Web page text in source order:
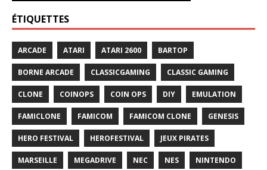
ÉTIQUETTES
ARCADE ATARI ATARI 2600 BARTOP
BORNE ARCADE CLASSICGAMING CLASSIC GAMING
CLONE COINOPS COIN OPS DIY EMULATION
FAMICLONE FAMICOM FAMICOM CLONE GENESIS
HERO FESTIVAL HEROFESTIVAL JEUX PIRATES
MARSEILLE MEGADRIVE NEC NES NINTENDO